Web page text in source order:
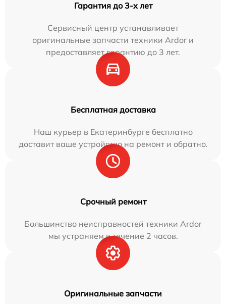
Гарантия до 3-х лет
Сервисный центр устанавливает
оригинальные запчасти техники Ardor и
предоставляет гарантию до 3 лет.
Бесплатная доставка
Наш курьер в Екатеринбурге бесплатно
доставит ваше устройство на ремонт и обратно.
Срочный ремонт
Большинство неисправностей техники Ardor
мы устраняем в течение 2 часов.
Оригинальные запчасти